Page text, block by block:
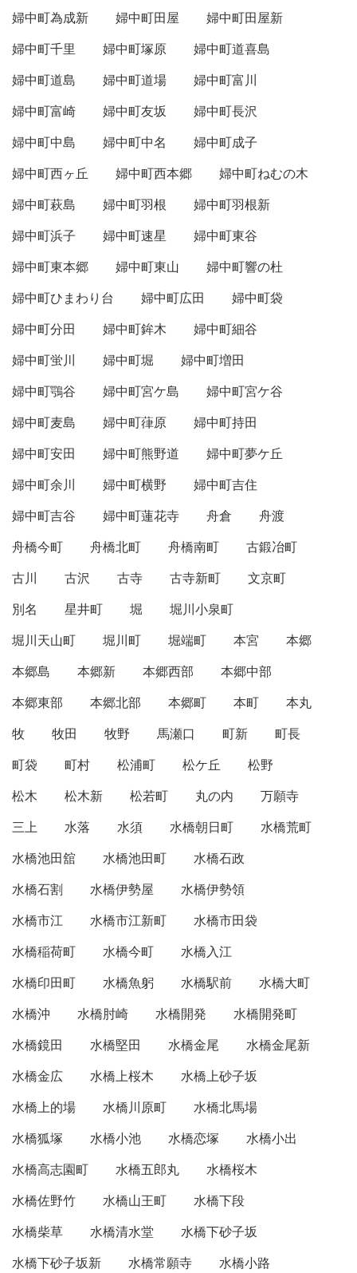
婦中町為成新
婦中町田屋
婦中町田屋新
婦中町千里
婦中町塚原
婦中町道喜島
婦中町道島
婦中町道場
婦中町富川
婦中町富崎
婦中町友坂
婦中町長沢
婦中町中島
婦中町中名
婦中町成子
婦中町西ヶ丘
婦中町西本郷
婦中町ねむの木
婦中町萩島
婦中町羽根
婦中町羽根新
婦中町浜子
婦中町速星
婦中町東谷
婦中町東本郷
婦中町東山
婦中町響の杜
婦中町ひまわり台
婦中町広田
婦中町袋
婦中町分田
婦中町鉾木
婦中町細谷
婦中町蛍川
婦中町堀
婦中町増田
婦中町鶚谷
婦中町宮ケ島
婦中町宮ケ谷
婦中町麦島
婦中町葎原
婦中町持田
婦中町安田
婦中町熊野道
婦中町夢ケ丘
婦中町余川
婦中町横野
婦中町吉住
婦中町吉谷
婦中町蓮花寺 舟倉
舟渡
舟橋今町
舟橋北町 舟橋南町
古鍛冶町
古川
古沢 古寺 古寺新町
文京町
別名
星井町 堀
堀川小泉町
堀川天山町
堀川町 堀端町 本宮
本郷
本郷島
本郷新 本郷西部
本郷中部
本郷東部
本郷北部 本郷町 本町
本丸
牧
牧田 牧野 馬瀬口 町新
町長
町袋
町村 松浦町 松ケ丘
松野
松木
松木新 松若町 丸の内
万願寺
三上
水落 水須 水橋朝日町
水橋荒町
水橋池田舘
水橋池田町
水橋石政
水橋石割
水橋伊勢屋
水橋伊勢領
水橋市江
水橋市江新町
水橋市田袋
水橋稲荷町
水橋今町
水橋入江
水橋印田町
水橋魚躬 水橋駅前
水橋大町
水橋沖
水橋肘崎 水橋開発
水橋開発町
水橋鏡田
水橋堅田 水橋金尾
水橋金尾新
水橋金広
水橋上桜木
水橋上砂子坂
水橋上的場
水橋川原町
水橋北馬場
水橋狐塚
水橋小池 水橋恋塚
水橋小出
水橋高志園町
水橋五郎丸
水橋桜木
水橋佐野竹
水橋山王町
水橋下段
水橋柴草
水橋清水堂
水橋下砂子坂
水橋下砂子坂新
水橋常願寺
水橋小路